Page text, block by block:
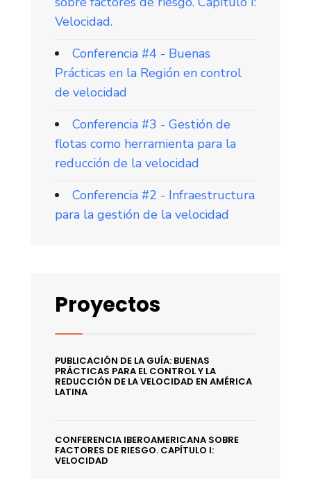
Velocidad.
Conferencia #4 - Buenas
Prácticas en la Región en control
de velocidad
Conferencia #3 - Gestión de
flotas como herramienta para la
reducción de la velocidad
Conferencia #2 - Infraestructura
para la gestión de la velocidad
Proyectos
PUBLICACIÓN DE LA GUÍA: BUENAS
PRÁCTICAS PARA EL CONTROL Y LA
REDUCCIÓN DE LA VELOCIDAD EN AMÉRICA
LATINA
CONFERENCIA IBEROAMERICANA SOBRE
FACTORES DE RIESGO. CAPÍTULO I:
VELOCIDAD